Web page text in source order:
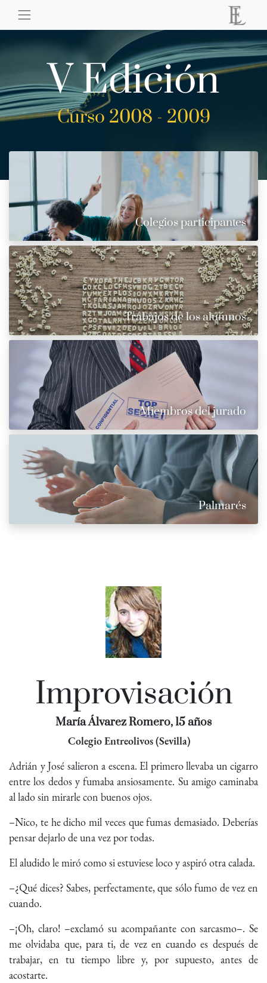
V Edición
Curso 2008 - 2009
Colegios participantes
Trabajos de los alumnos
Miembros del jurado
Palmarés
Improvisación
María Álvarez Romero, 15 años
Colegio Entreolivos (Sevilla)
Adrián y José salieron a escena. El primero llevaba un cigarro
entre los dedos y fumaba ansiosamente. Su amigo caminaba
al lado sin mirarle con buenos ojos.
–Nico, te he dicho mil veces que fumas demasiado. Deberías
pensar dejarlo de una vez por todas.
El aludido le miró como si estuviese loco y aspiró otra calada.
–¿Qué dices? Sabes, perfectamente, que sólo fumo de vez en
cuando.
–¡Oh, claro! –exclamó su acompañante con sarcasmo–. Se
me olvidaba que, para ti, de vez en cuando es después de
trabajar, en tu tiempo libre y, por supuesto, antes de
acostarte.